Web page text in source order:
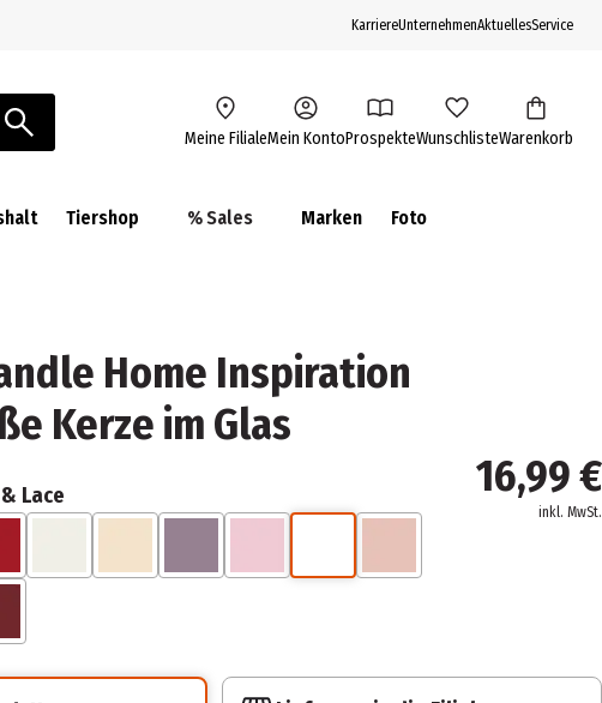
KarriereUnternehmenAktuellesService
Meine FilialeMein KontoProspekteWunschlisteWarenkorb
Tiershop % Sales Marken Foto
Home Inspiration
Kerze im Glas
Lace 16,99 €
inkl. MwSt.